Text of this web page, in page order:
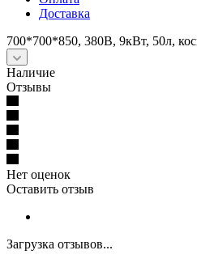
Доставка
700*700*850, 380В, 9кВт, 50л,
Наличие
Отзывы
Нет оценок
Оставить отзыв
Загрузка отзывов...